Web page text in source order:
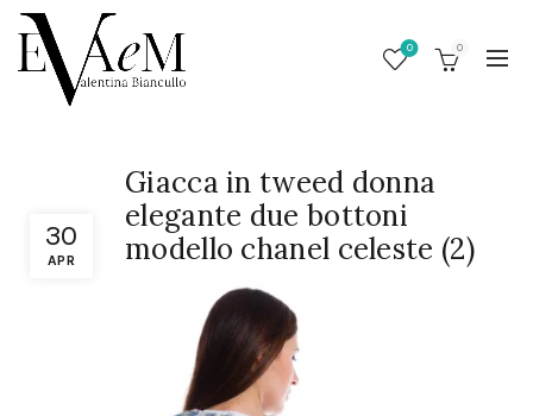
0 0
30
APR
Giacca in tweed donna
elegante due bottoni
modello chanel celeste (2)